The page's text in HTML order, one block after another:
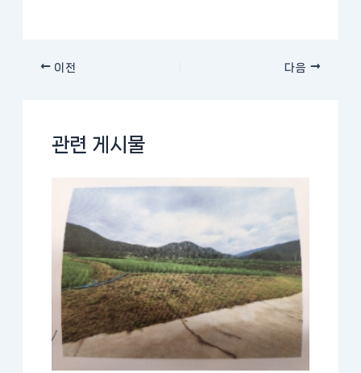
이전 다음
관련 게시물